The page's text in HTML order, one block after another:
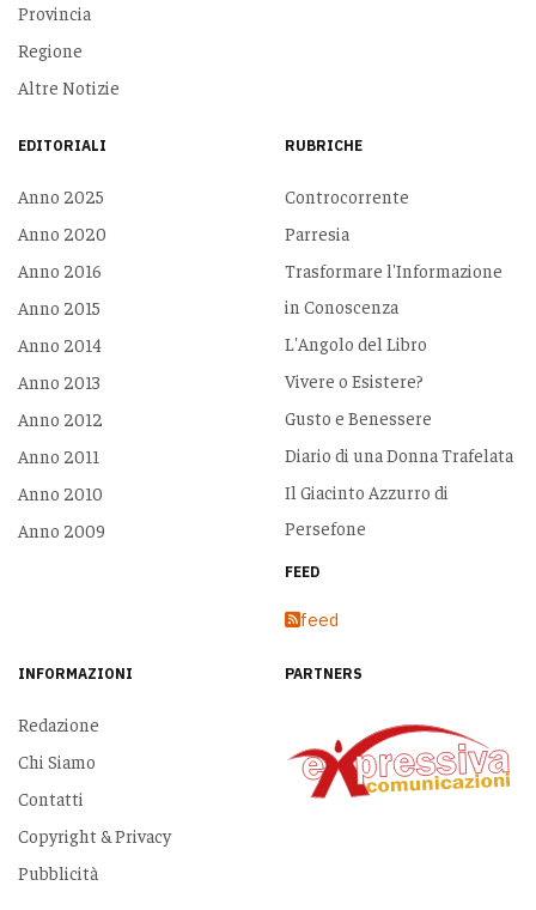
Provincia
Regione
Altre Notizie
EDITORIALI
Anno 2025
Anno 2020
Anno 2016
Anno 2015
Anno 2014
Anno 2013
Anno 2012
Anno 2011
Anno 2010
Anno 2009
RUBRICHE
Controcorrente
Parresia
Trasformare l'Informazione
in Conoscenza
L'Angolo del Libro
Vivere o Esistere?
Gusto e Benessere
Diario di una Donna Trafelata
Il Giacinto Azzurro di
Persefone
FEED
feed
INFORMAZIONI
Redazione
Chi Siamo
Contatti
Copyright & Privacy
Pubblicità
PARTNERS